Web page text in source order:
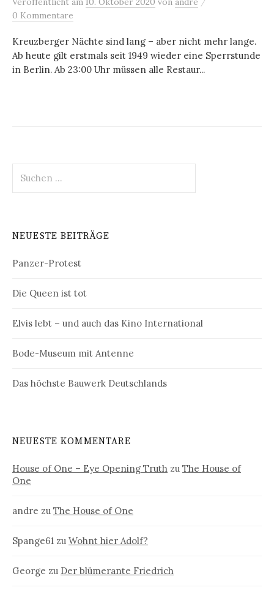
0 Kommentare
Kreuzberger Nächte sind lang – aber nicht mehr lange.
Ab heute gilt erstmals seit 1949 wieder eine Sperrstunde
in Berlin. Ab 23:00 Uhr müssen alle Restaur...
nach:
NEUESTE BEITRÄGE
Panzer-Protest
Die Queen ist tot
Elvis lebt – und auch das Kino International
Bode-Museum mit Antenne
Das höchste Bauwerk Deutschlands
NEUESTE KOMMENTARE
House of One – Eye Opening Truth zu The House of
One
andre zu The House of One
Spange61 zu Wohnt hier Adolf?
George zu Der blümerante Friedrich